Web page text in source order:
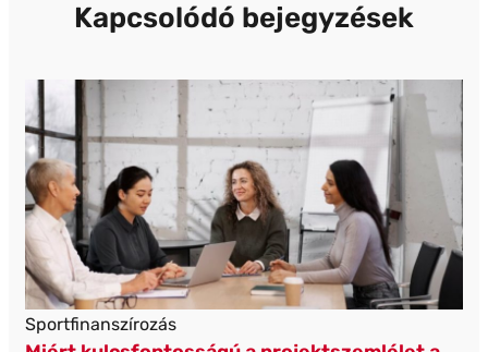
Kapcsolódó bejegyzések
Sportfinanszírozás